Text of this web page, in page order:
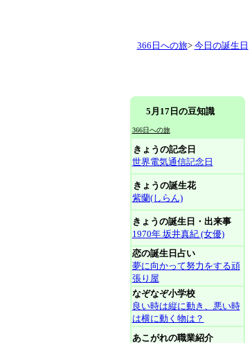
366日への旅> 今日の誕生日
5月17日の豆知識
366日への旅
きょうの記念日
世界電気通信記念日
きょうの誕生花
紫蘭(しらん)
きょうの誕生日・出来事
1970年 坂井真紀 (女優)
恋の誕生日占い
夢に向かって努力をする頑
張り屋
なぞなぞ小学校
良い時は縦に動き、悪い時
は横に動く物は？
あこがれの職業紹介